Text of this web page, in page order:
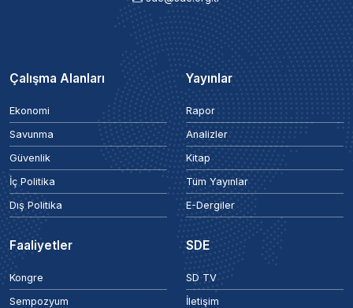
Çalışma Alanları
Ekonomi
Savunma
Güvenlik
İç Politika
Dış Politika
Yayınlar
Rapor
Analizler
Kitap
Tüm Yayınlar
E-Dergiler
Faaliyetler
Kongre
Sempozyum
SDE
SD TV
İletişim